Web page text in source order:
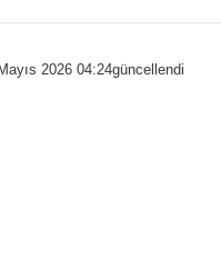
2026 04:24güncellendi